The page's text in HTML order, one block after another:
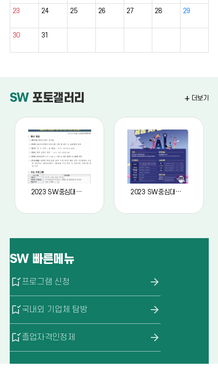
23 24 25 26 27 28 29
30 31
SW 포토갤러리 add 더보기
2023 SW중심대학 워크숍 안내문 2023 SW중심대학 공동 AI 경진대회
SW 빠른메뉴
bookmark_added프로그램 신청 arrow_forward
bookmark_added국내외 기업체 탐방 arrow_forward
bookmark_added졸업자격인정제 arrow_forward